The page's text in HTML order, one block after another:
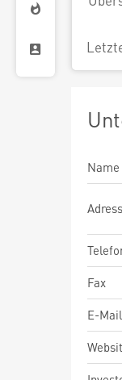
Name
Fax
E-Mail